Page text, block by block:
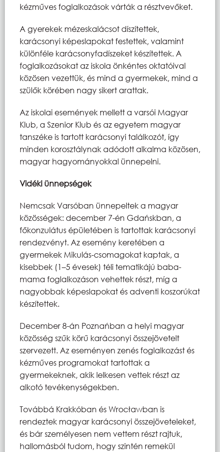
kézműves foglalkozások várták a résztvevőket.
A gyerekek mézeskalácsot díszítettek,
karácsonyi képeslapokat festettek, valamint
különféle karácsonyfadíszeket készítettek. A
foglalkozásokat az iskola önkéntes oktatóival
közösen vezettük, és mind a gyermekek, mind a
szülők körében nagy sikert arattak.
Az iskolai események mellett a varsói Magyar
Klub, a Szenior Klub és az egyetem magyar
tanszéke is tartott karácsonyi találkozót, így
minden korosztálynak adódott alkalma közösen,
magyar hagyományokkal ünnepelni.
Vidéki ünnepségek
Nemcsak Varsóban ünnepeltek a magyar
közösségek: december 7-én Gdańskban, a
főkonzulátus épületében is tartottak karácsonyi
rendezvényt. Az esemény keretében a
gyermekek Mikulás-csomagokat kaptak, a
kisebbek (1–5 évesek) téli tematikájú baba-
mama foglalkozáson vehettek részt, míg a
nagyobbak képeslapokat és adventi koszorúkat
készítettek.
December 8-án Poznańban a helyi magyar
közösség szűk körű karácsonyi összejövetelt
szervezett. Az eseményen zenés foglalkozást és
kézműves programokat tartottak a
gyermekeknek, akik lelkesen vettek részt az
alkotó tevékenységekben.
Továbbá Krakkóban és Wrocławban is
rendeztek magyar karácsonyi összejöveteleket,
és bár személyesen nem vettem részt rajtuk,
hallomásból tudom, hogy szintén remekül